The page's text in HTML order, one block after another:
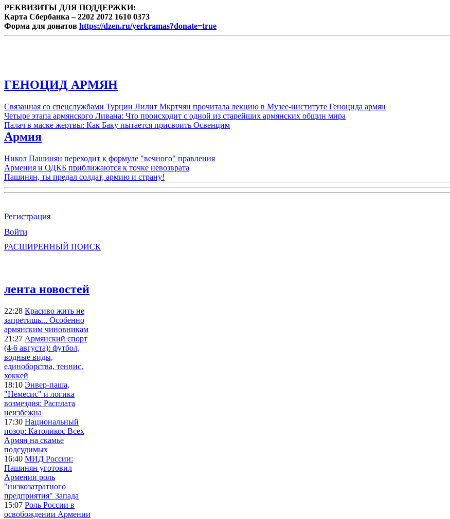
РЕКВИЗИТЫ ДЛЯ ПОДДЕРЖКИ:
Карта Сбербанка – 2202 2072 1610 0373
Форма для донатов https://dzen.ru/yerkramas?donate=true
ГЕНОЦИД АРМЯН
Связанная со спецслужбами Турции Лилит Мкртчян прочитала лекцию в Музее-институте Геноцида армян
Четыре этапа армянского Ливана: Что происходит с одной из старейших армянских общин мира
Палач в маске жертвы: Как Баку пытается присвоить Освенцим
Армия
Никол Пашинян переходит к формуле "вечного" правления
Армения и ОДКБ приближаются к точке невозврата
Пашинян, ты предал солдат, армию и страну!
Регистрация
Войти
РАСШИРЕННЫЙ ПОИСК
лента новостей
22:28 Красиво жить не
запретишь... Особенно
армянским чиновникам
21:27 Армянский спорт
(4-6 августа): футбол,
водные виды,
единоборства, теннис,
хоккей
18:10 Энвер-паша,
"Немесис" и логика
возмездия: Расплата
неизбежна
17:30 Национальный
позор: Католикос Всех
Армян на скамье
подсудимых
16:40 МИД России:
Пашинян уготовил
Армении роль
"низкозатратного
предприятия" Запада
15:07 Роль России в
освобождении Армении